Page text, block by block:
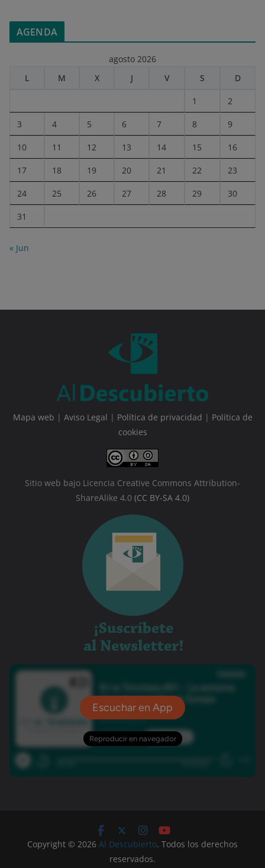
AGENDA
agosto 2026
L
M X J V S D
1 2
3 4 5 6 7 8 9
10 11 12 13 14 15 16
17 18 19 20 21 22 23
24 25 26 27 28 29 30
31
« Jun
Mapa web | Aviso Legal | Política de privacidad | Política de
cookies
Sitio web bajo Licencia Creative Commons Attribution-
ShareAlike 4.0 (CC BY-SA 4.0)
Copyright © 2026 Al Descubierto. Todos los derechos
reservados.